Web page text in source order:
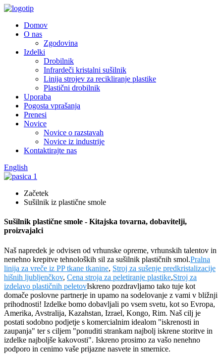
Domov
O nas
Zgodovina
Izdelki
Drobilnik
Infrardeči kristalni sušilnik
Linija strojev za recikliranje plastike
Plastični drobilnik
Uporaba
Pogosta vprašanja
Prenesi
Novice
Novice o razstavah
Novice iz industrije
Kontaktirajte nas
English
Začetek
Sušilnik iz plastične smole
Sušilnik plastične smole - Kitajska tovarna, dobavitelji,
proizvajalci
Naš napredek je odvisen od vrhunske opreme, vrhunskih talentov in
nenehno krepitve tehnoloških sil za sušilnik plastičnih smol.Pralna
linija za vreče iz PP tkane tkanine, Stroj za sušenje predkristalizacije
hišnih ljubljenčkov, Cena stroja za peletiranje plastike,Stroj za
izdelavo plastičnih peletovIskreno pozdravljamo tako tuje kot
domače poslovne partnerje in upamo na sodelovanje z vami v bližnji
prihodnosti! Izdelke bomo dobavljali po vsem svetu, kot so Evropa,
Amerika, Avstralija, Kazahstan, Izrael, Kongo, Rim. Naš cilj je
postati sodobno podjetje s komercialnim idealom "iskrenosti in
zaupanja" ter s ciljem "ponuditi strankam najbolj iskrene storitve in
izdelke najboljše kakovosti". Iskreno prosimo za vašo nenehno
podporo in cenimo vaše prijazne nasvete in smernice.